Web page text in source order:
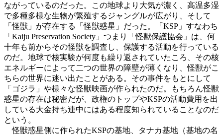
ながっているのだった。この地球より大気が濃く、高温多湿
で多種多様な生物が繁殖するジャングルが広がり、そして
「怪獣」が存在する「怪獣惑星」だった。「KSP」すなわち
「Kaiju Preservation Society」つまり「怪獣保護協会」は、何
十年も前からその怪獣を調査し、保護する活動を行っている
のだ。地球で核実験が何度も繰り返されていたころ、その核
エネルギーによって二つの世界の障壁が薄くなり、怪獣がこ
ちらの世界に迷い出たことがある。その事件をもとにして
「ゴジラ」や様々な怪獣映画が作られたのだ。もちろん怪獣
惑星の存在は秘密だが、政権のトップやKSPの活動費用を出
している大金持ち連中にはある程度知られていることなのだ
という。
怪獣惑星側に作られたKSPの基地、タナカ基地（基地の名